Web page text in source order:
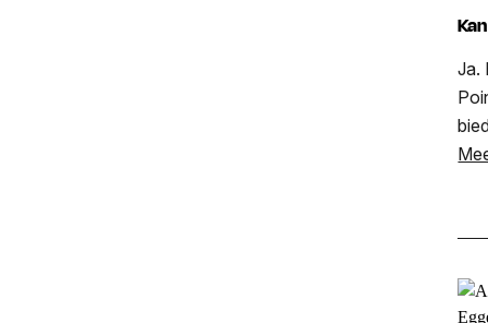
Ja.